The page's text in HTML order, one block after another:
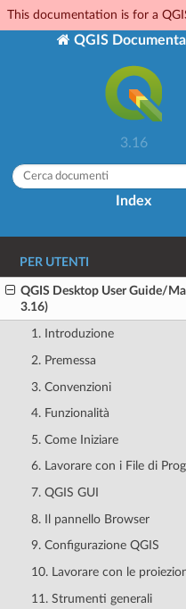
This documentation is for a
QGIS
3.16
Index
PER UTENTI
QGIS Desktop User Guide/
3.16)
1. Introduzione
2. Premessa
3. Convenzioni
4. Funzionalità
5. Come Iniziare
6. Lavorare con i File di
7. QGIS GUI
8. Il pannello Browser
9. Configurazione QGIS
10. Lavorare con le
11. Strumenti generali